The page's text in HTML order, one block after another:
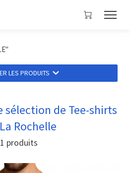
LES PRODUITS
sélection de Tee-shirts
Rochelle
1 produits